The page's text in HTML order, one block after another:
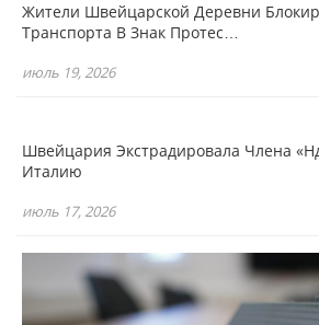
Жители Швейцарской Деревни
Транспорта В Знак Протес…
июль 19, 2026
Швейцария Экстрадировала Члена
Италию
июль 17, 2026